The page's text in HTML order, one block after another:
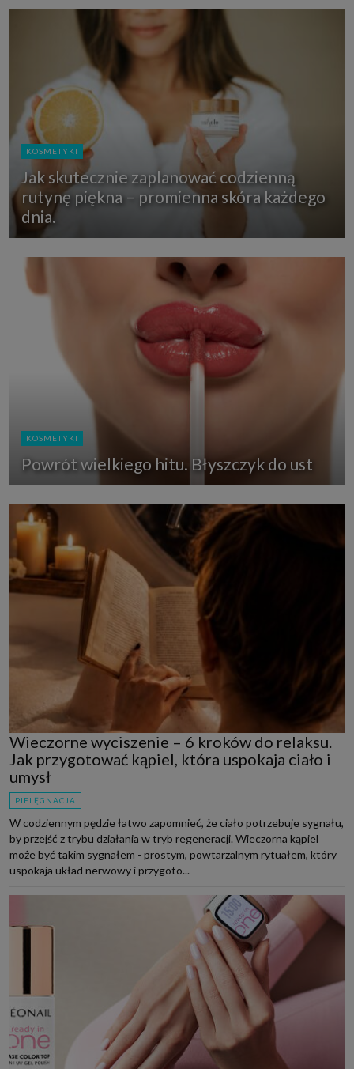
KOSMETYKI
Jak skutecznie zaplanować codzienną
rutynę piękna – promienna skóra każdego
dnia.
KOSMETYKI
Powrót wielkiego hitu. Błyszczyk do ust
Wieczorne wyciszenie – 6 kroków do relaksu.
Jak przygotować kąpiel, która uspokaja ciało i
umysł
PIELĘGNACJA
W codziennym pędzie łatwo zapomnieć, że ciało potrzebuje sygnału,
by przejść z trybu działania w tryb regeneracji. Wieczorna kąpiel
może być takim sygnałem - prostym, powtarzalnym rytuałem, który
uspokaja układ nerwowy i przygoto...